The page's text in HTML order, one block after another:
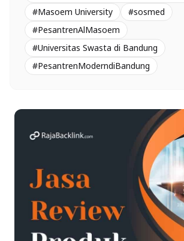
#Masoem University
#sosmed
#PesantrenAlMasoem
#Universitas Swasta di Bandung
#PesantrenModerndiBandung